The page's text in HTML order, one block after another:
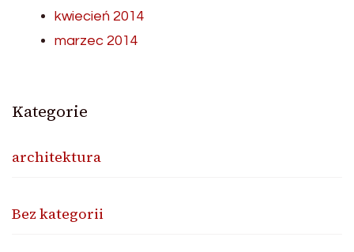
kwiecień 2014
marzec 2014
Kategorie
architektura
Bez kategorii